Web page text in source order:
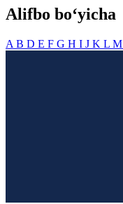
Alifbo bo‘yicha
A B D E F G H I J K L M